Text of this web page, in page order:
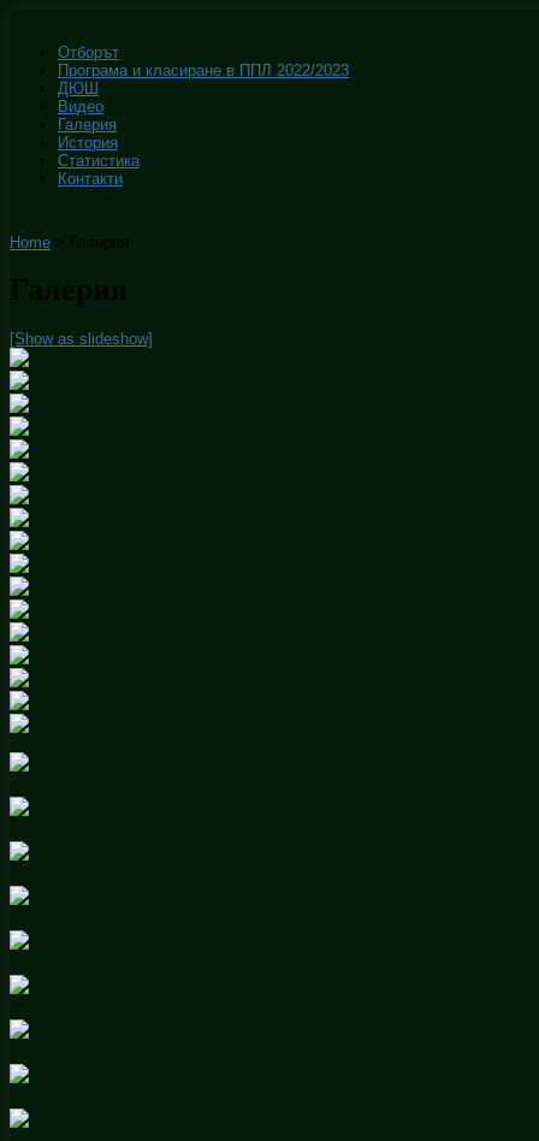
Отборът
Програма и класиране в ППЛ 2022/2023
ДЮШ
Видео
Галерия
История
Статистика
Контакти
Home > Галерия
Галерия
[Show as slideshow]